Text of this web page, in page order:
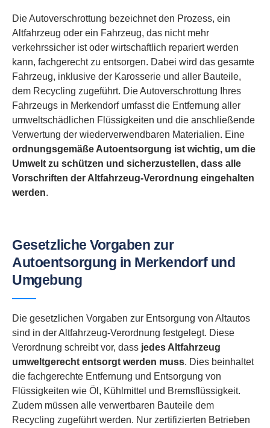
Die Autoverschrottung bezeichnet den Prozess, ein
Altfahrzeug oder ein Fahrzeug, das nicht mehr
verkehrssicher ist oder wirtschaftlich repariert werden
kann, fachgerecht zu entsorgen. Dabei wird das gesamte
Fahrzeug, inklusive der Karosserie und aller Bauteile,
dem Recycling zugeführt. Die Autoverschrottung Ihres
Fahrzeugs in Merkendorf umfasst die Entfernung aller
umweltschädlichen Flüssigkeiten und die anschließende
Verwertung der wiederverwendbaren Materialien. Eine
ordnungsgemäße Autoentsorgung ist wichtig, um die
Umwelt zu schützen und sicherzustellen, dass alle
Vorschriften der Altfahrzeug-Verordnung eingehalten
werden.
Gesetzliche Vorgaben zur
Autoentsorgung in Merkendorf und
Umgebung
Die gesetzlichen Vorgaben zur Entsorgung von Altautos
sind in der Altfahrzeug-Verordnung festgelegt. Diese
Verordnung schreibt vor, dass jedes Altfahrzeug
umweltgerecht entsorgt werden muss. Dies beinhaltet
die fachgerechte Entfernung und Entsorgung von
Flüssigkeiten wie Öl, Kühlmittel und Bremsflüssigkeit.
Zudem müssen alle verwertbaren Bauteile dem
Recycling zugeführt werden. Nur zertifizierten Betrieben